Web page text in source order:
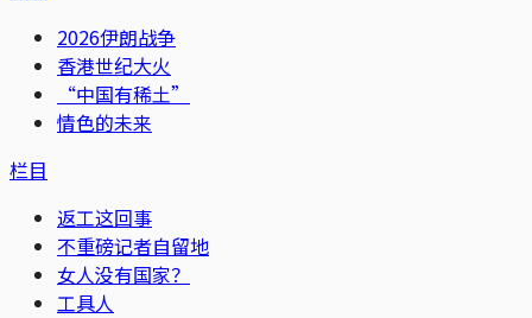
2026伊朗战争
香港世纪大火
“中国有稀土”
情色的未来
栏目
返工这回事
不重磅记者自留地
女人没有国家？
工具人